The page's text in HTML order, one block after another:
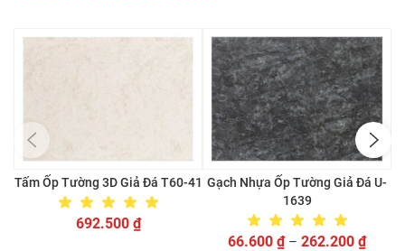
Tấm Ốp Tường 3D Giả Đá T60-41
692.500 ₫
Gạch Nhựa Ốp Tường Giả Đá U-
1639
66.600 ₫– 262.200 ₫